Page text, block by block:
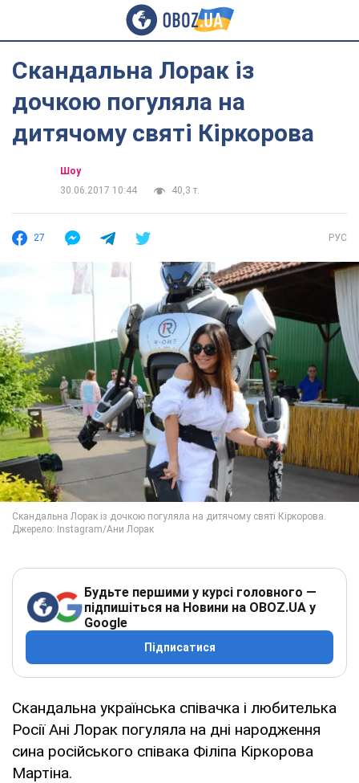
Скандальна Лорак із
дочкою погуляла на
дитячому святі Кіркорова
Шоу
30.06.2017 10:44
40,3 т.
27 РУС
Будьте першими у курсі головного —
підпишіться на Новини на OBOZ.UA у
Google
Підписатися
Скандальна українська співачка і любителька
Росії Ані Лорак погуляла на дні народження
сина російського співака Філіпа Кіркорова
Мартіна.